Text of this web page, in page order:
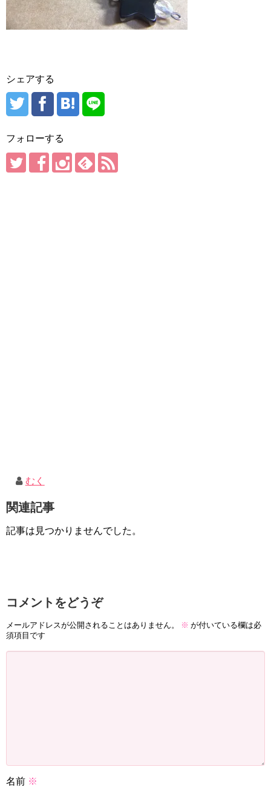
シェアする
フォローする
むく
関連記事
記事は見つかりませんでした。
コメントをどうぞ
メールアドレスが公開されることはありません。 ※ が付いている欄は必
須項目です
名前 ※